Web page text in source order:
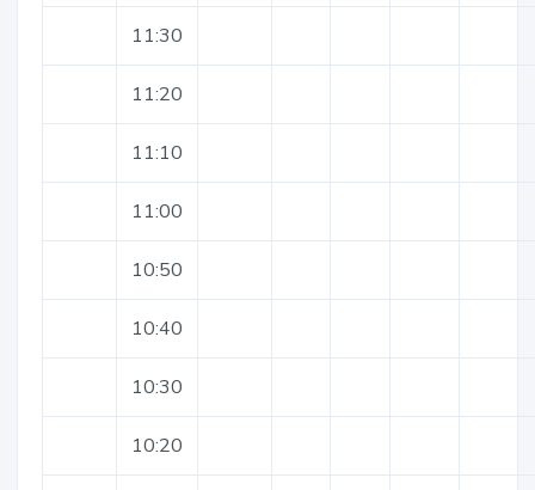
11:30
11:20
11:10
11:00
10:50
10:40
10:30
10:20